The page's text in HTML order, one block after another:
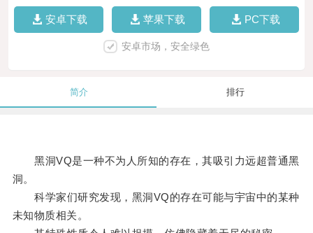
安卓下载 苹果下载 PC下载
安卓市场，安全绿色
简介 排行
黑洞VQ是一种不为人所知的存在，其吸引力远超普通黑
洞。
科学家们研究发现，黑洞VQ的存在可能与宇宙中的某种
未知物质相关。